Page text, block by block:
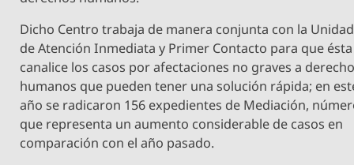
Dicho Centro trabaja de manera conjunta con la Unidad
de Atención Inmediata y Primer Contacto para que ésta
canalice los casos por afectaciones no graves a
humanos que pueden tener una solución rápida; en
año se radicaron 156 expedientes de Mediación,
que representa un aumento considerable de casos en
comparación con el año pasado.